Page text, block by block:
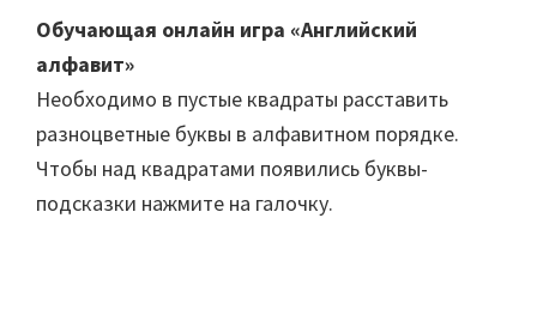
Обучающая онлайн игра «Английский
алфавит»
Необходимо в пустые квадраты расставить
разноцветные буквы в алфавитном порядке.
Чтобы над квадратами появились буквы-
подсказки нажмите на галочку.